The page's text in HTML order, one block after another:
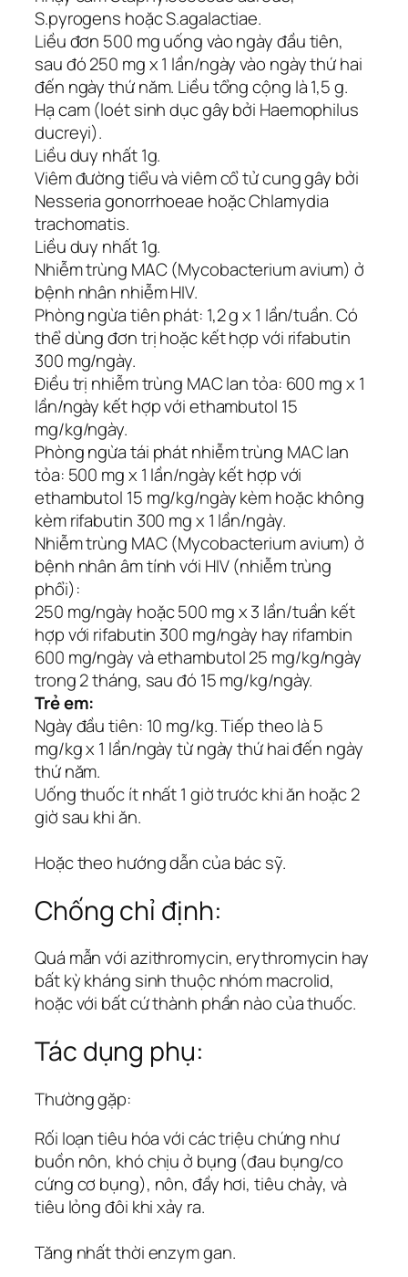
S.pyrogens hoặc S.agalactiae.
Liều đơn 500 mg uống vào ngày đầu tiên,
sau đó 250 mg x 1 lần/ngày vào ngày thứ hai
đến ngày thứ năm. Liều tổng cộng là 1,5 g.
Hạ cam (loét sinh dục gây bởi Haemophilus
ducreyi).
Liều duy nhất 1g.
Viêm đường tiểu và viêm cổ tử cung gây bởi
Nesseria gonorrhoeae hoặc Chlamydia
trachomatis.
Liều duy nhất 1g.
Nhiễm trùng MAC (Mycobacterium avium) ở
bệnh nhân nhiễm HIV.
Phòng ngừa tiên phát: 1,2 g x 1 lần/tuần. Có
thể dùng đơn trị hoặc kết hợp với rifabutin
300 mg/ngày.
Điều trị nhiễm trùng MAC lan tỏa: 600 mg x 1
lần/ngày kết hợp với ethambutol 15
mg/kg/ngày.
Phòng ngừa tái phát nhiễm trùng MAC lan
tỏa: 500 mg x 1 lần/ngày kết hợp với
ethambutol 15 mg/kg/ngày kèm hoặc không
kèm rifabutin 300 mg x 1 lần/ngày.
Nhiễm trùng MAC (Mycobacterium avium) ở
bệnh nhân âm tính với HIV (nhiễm trùng
phổi):
250 mg/ngày hoặc 500 mg x 3 lần/tuần kết
hợp với rifabutin 300 mg/ngày hay rifambin
600 mg/ngày và ethambutol 25 mg/kg/ngày
trong 2 tháng, sau đó 15 mg/kg/ngày.
Trẻ em:
Ngày đầu tiên: 10 mg/kg. Tiếp theo là 5
mg/kg x 1 lần/ngày từ ngày thứ hai đến ngày
thứ năm.
Uống thuốc ít nhất 1 giờ trước khi ăn hoặc 2
giờ sau khi ăn.
Hoặc theo hướng dẫn của bác sỹ.
Chống chỉ định:
Quá mẫn với azithromycin, erythromycin hay
bất kỳ kháng sinh thuộc nhóm macrolid,
hoặc với bất cứ thành phần nào của thuốc.
Tác dụng phụ:
Thường gặp:
Rối loạn tiêu hóa với các triệu chứng như
buồn nôn, khó chịu ở bụng (đau bụng/co
cứng cơ bụng), nôn, đầy hơi, tiêu chảy, và
tiêu lỏng đôi khi xảy ra.
Tăng nhất thời enzym gan.